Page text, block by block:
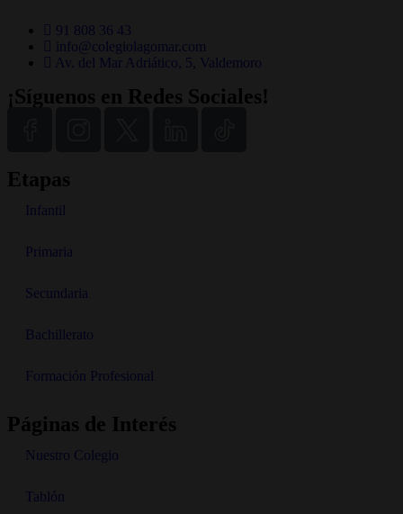
91 808 36 43
info@colegiolagomar.com
Av. del Mar Adriático, 5, Valdemoro
¡Síguenos en Redes Sociales!
Etapas
Infantil
Primaria
Secundaria
Bachillerato
Formación Profesional
Páginas de Interés
Nuestro Colegio
Tablón